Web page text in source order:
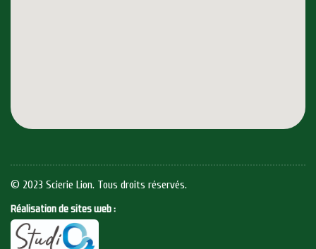
© 2023 Scierie Lion. Tous droits réservés.
Réalisation de sites web :